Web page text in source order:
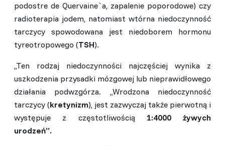
podostre de Quervaine`a, zapalenie poporodowe) czy
radioterapia jodem, natomiast wtórna niedoczynność
tarczycy spowodowana jest niedoborem hormonu
tyreotropowego (TSH).
,,Ten rodzaj niedoczynności najczęściej wynika z
uszkodzenia przysadki mózgowej lub nieprawidłowego
działania podwzgórza. ,,Wrodzona niedoczynność
tarczycy (kretynizm), jest zazwyczaj także pierwotną i
występuje z częstotliwością 1:4000 żywych
urodzeń”.